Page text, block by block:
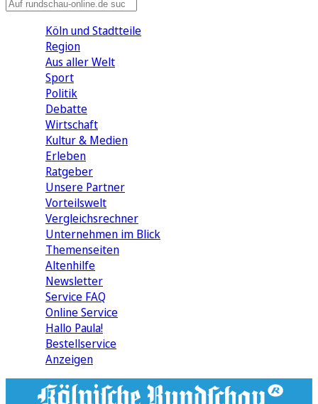
Köln und Stadtteile
Region
Aus aller Welt
Sport
Politik
Debatte
Wirtschaft
Kultur & Medien
Erleben
Ratgeber
Unsere Partner
Vorteilswelt
Vergleichsrechner
Unternehmen im Blick
Themenseiten
Altenhilfe
Newsletter
Service FAQ
Online Service
Hallo Paula!
Bestellservice
Anzeigen